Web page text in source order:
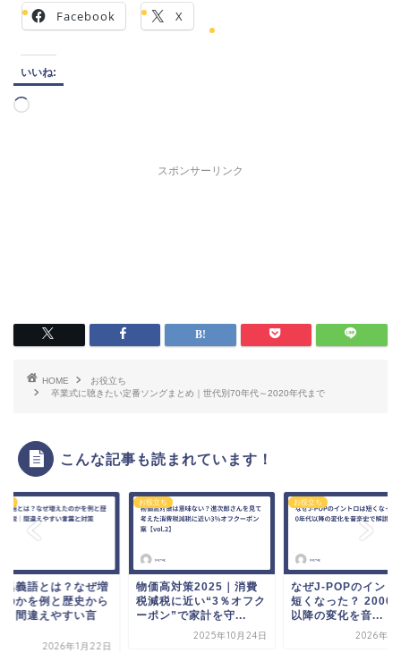
Facebook X
いいね:
読
スポンサーリンク
HOME
お役立ち
卒業式に聴きたい定番ソングまとめ｜世代別70年代～2020年代まで
こんな記事も読まれています！
異義語とは？なぜ増
のかを例と歴史から
｜間違えやすい言
2026年1月22日
お役立ち
物価高対策2025｜消費
税減税に近い“3％オフク
ーポン”で家計を守...
2025年10月24日
お役立ち
なぜJ-POPのイント
短くなった？ 2000
以降の変化を音...
2026年5